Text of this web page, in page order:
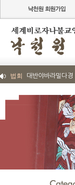
법회 대반야바라밀다경